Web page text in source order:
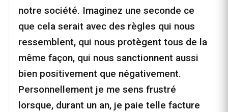
notre société. Imaginez une seconde ce
que cela serait avec des règles qui nous
ressemblent, qui nous protègent tous de la
même façon, qui nous sanctionnent aussi
bien positivement que négativement.
Personnellement je me sens frustré
lorsque, durant un an, je paie telle facture